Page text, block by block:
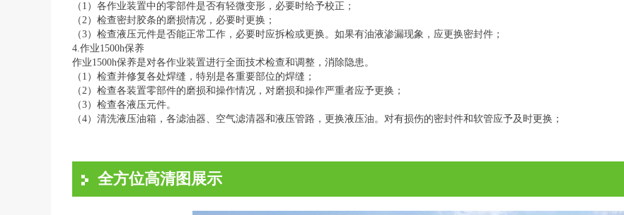
（ 1）各作业装置中的零部件是否有轻微变形，必要时给予校正；
（2）检查密封胶条的磨损情况，必要时更换；
（3）检查液压元件是否能正常工作，必要时应拆检或更换。如果有油液渗漏现象，应更换密封件；
4.作业1500h保养
作业1500h保养是对各作业装置进行全面技术检查和调整，消除隐患。
（ 1）检查并修复各处焊缝，特别是各重要部位的焊缝；
（2）检查各装置零部件的磨损和操作情况，对磨损和操作严重者应予更换；
（3）检查各液压元件。
（4）清洗液压油箱，各滤油器、空气滤清器和液压管路，更换液压油。对有损伤的密封件和软管应予及时更换；
全方位高清图展示